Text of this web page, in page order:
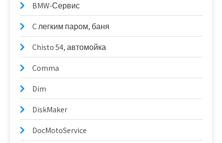
BMW-Сервис
C легким паром, баня
Chisto 54, автомойка
Comma
Dim
DiskMaker
DocMotoService